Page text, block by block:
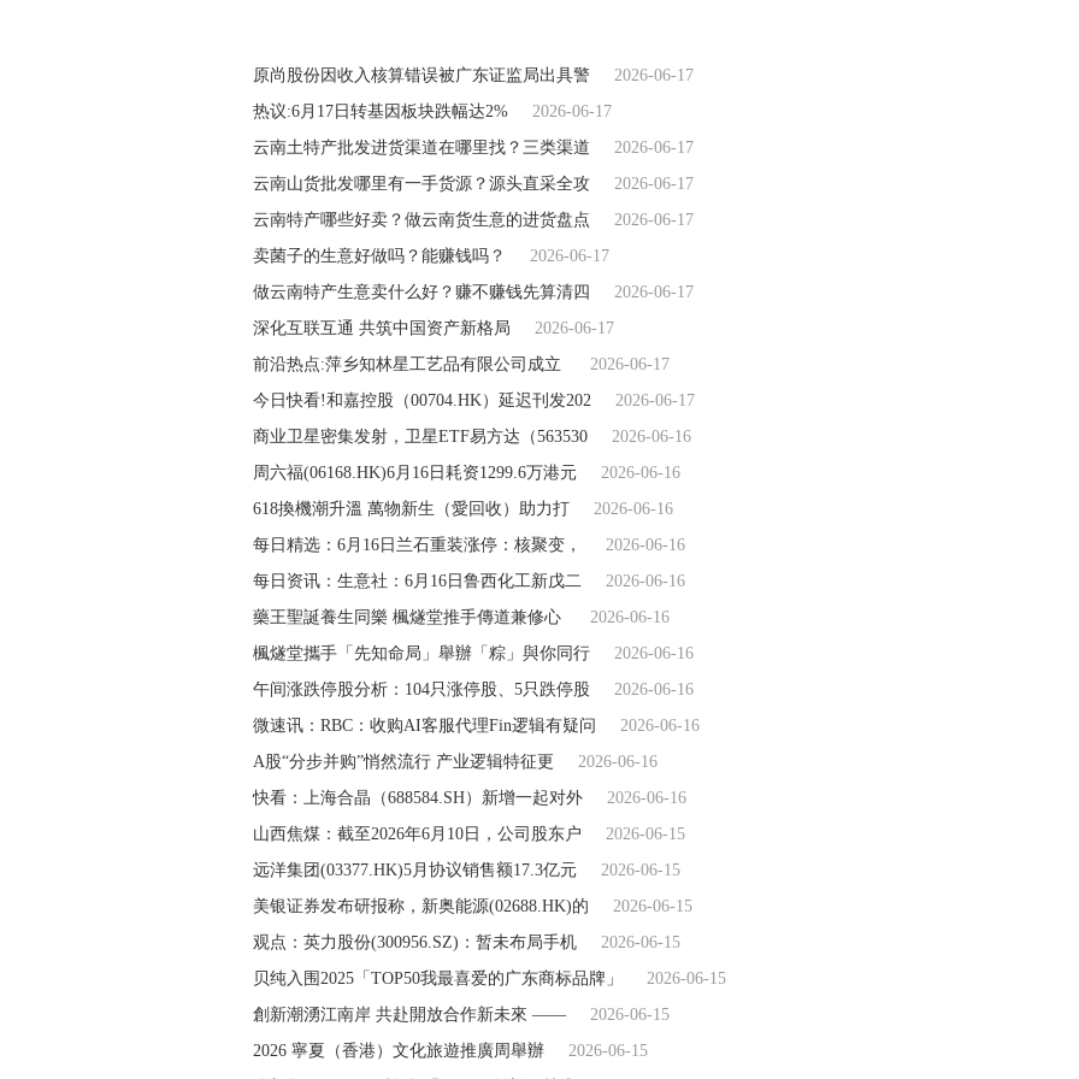
原尚股份因收入核算错误被广东证监局出具警
2026-06-17
热议:6月17日转基因板块跌幅达2%
2026-06-17
云南土特产批发进货渠道在哪里找？三类渠道
2026-06-17
云南山货批发哪里有一手货源？源头直采全攻
2026-06-17
云南特产哪些好卖？做云南货生意的进货盘点
2026-06-17
卖菌子的生意好做吗？能赚钱吗？
2026-06-17
做云南特产生意卖什么好？赚不赚钱先算清四
2026-06-17
深化互联互通 共筑中国资产新格局
2026-06-17
前沿热点:萍乡知林星工艺品有限公司成立
2026-06-17
今日快看!和嘉控股（00704.HK）延迟刊发202
2026-06-17
商业卫星密集发射，卫星ETF易方达（563530
2026-06-16
周六福(06168.HK)6月16日耗资1299.6万港元
2026-06-16
618換機潮升溫 萬物新生（愛回收）助力打
2026-06-16
每日精选：6月16日兰石重装涨停：核聚变，
2026-06-16
每日资讯：生意社：6月16日鲁西化工新戊二
2026-06-16
藥王聖誕養生同樂 楓燧堂推手傳道兼修心
2026-06-16
楓燧堂攜手「先知命局」舉辦「粽」與你同行
2026-06-16
午间涨跌停股分析：104只涨停股、5只跌停股
2026-06-16
微速讯：RBC：收购AI客服代理Fin逻辑有疑问
2026-06-16
A股“分步并购”悄然流行 产业逻辑特征更
2026-06-16
快看：上海合晶（688584.SH）新增一起对外
2026-06-16
山西焦煤：截至2026年6月10日，公司股东户
2026-06-15
远洋集团(03377.HK)5月协议销售额17.3亿元
2026-06-15
美银证券发布研报称，新奥能源(02688.HK)的
2026-06-15
观点：英力股份(300956.SZ)：暂未布局手机
2026-06-15
贝纯入围2025「TOP50我最喜爱的广东商标品牌」
2026-06-15
創新潮湧江南岸 共赴開放合作新未來 ——
2026-06-15
2026 寧夏（香港）文化旅遊推廣周舉辦
2026-06-15